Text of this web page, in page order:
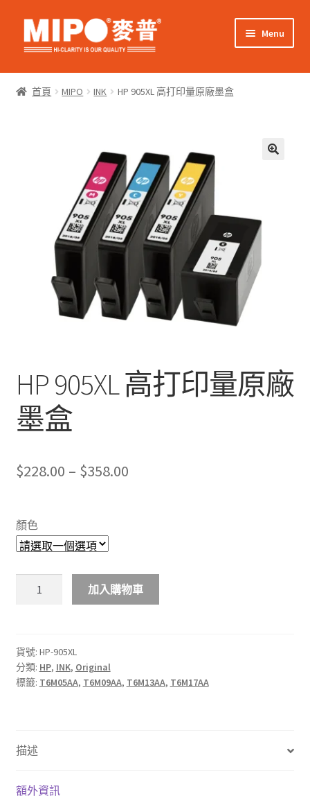
Skip
to
Skip
to
Menu
網上購物
Expand
child
首頁 MIPO INK HP 905XL 高打印量原廠墨盒
HP 905XL 高打印量原廠
墨盒
$228.00 – $358.00Price
$358.00
顏色
印
量
原
數
加入購物車
貨號: HP-905XL
分類: HP, INK, Original
標籤: T6M05AA, T6M09AA, T6M13AA, T6M17AA
描述
額外資訊